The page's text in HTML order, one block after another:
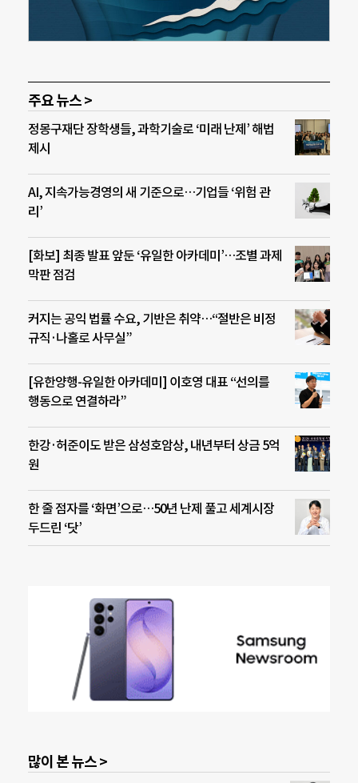
주요 뉴스 >
정몽구재단 장학생들, 과학기술로 ‘미래 난제’ 해법
제시
AI, 지속가능경영의 새 기준으로…기업들 ‘위험 관
리’
[화보] 최종 발표 앞둔 ‘유일한 아카데미’…조별 과제
막판 점검
커지는 공익 법률 수요, 기반은 취약…“절반은 비정
규직·나홀로 사무실”
[유한양행-유일한 아카데미] 이호영 대표 “선의를
행동으로 연결하라”
한강·허준이도 받은 삼성호암상, 내년부터 상금 5억
원
한 줄 점자를 ‘화면’으로…50년 난제 풀고 세계시장
두드린 ‘닷’
많이 본 뉴스 >